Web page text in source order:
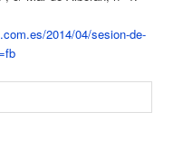
2014/04/sesion-de-